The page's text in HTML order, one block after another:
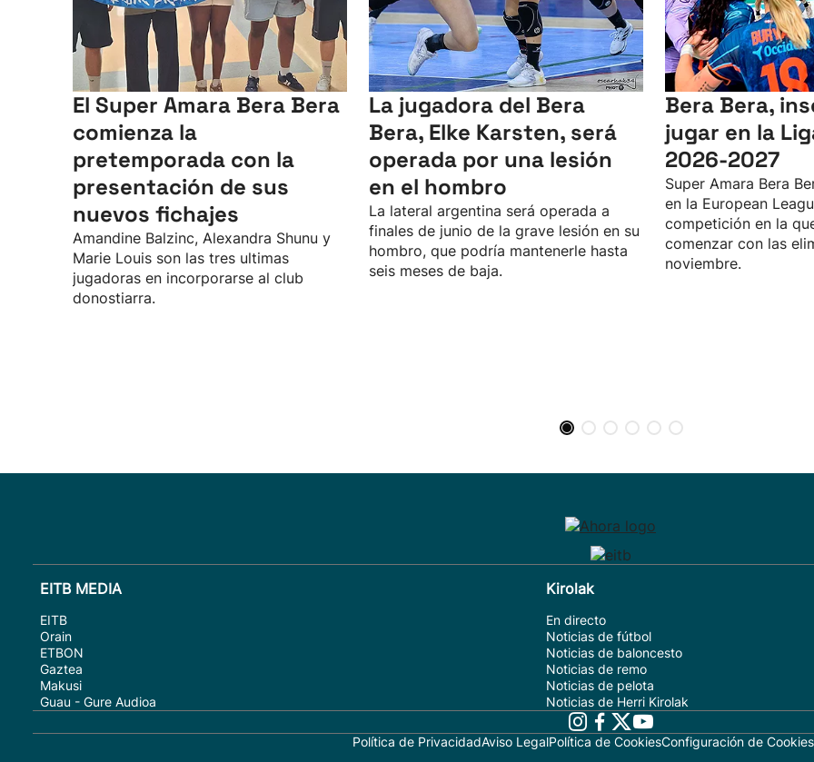
El Super Amara Bera Bera
comienza la
pretemporada con la
presentación de sus
nuevos fichajes
Amandine Balzinc, Alexandra Shunu y
Marie Louis son las tres ultimas
jugadoras en incorporarse al club
donostiarra.
La jugadora del Bera
Bera, Elke Karsten, será
operada por una lesión
en el hombro
La lateral argentina será operada a
finales de junio de la grave lesión en su
hombro, que podría mantenerle hasta
seis meses de baja.
Bera Bera,
jugar en la
2026-2027
Super Amara Bera
en la European
competición en la
comenzar con las
noviembre.
EITB MEDIA
EITB
Orain
ETBON
Gaztea
Makusi
Guau - Gure Audioa
Kirolak
En directo
Noticias de fútbol
Noticias de baloncesto
Noticias de remo
Noticias de pelota
Noticias de Herri Kirolak
Política de PrivacidadAviso LegalPolítica de CookiesConfiguración de Cookies